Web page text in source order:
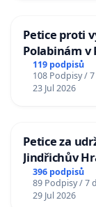
Petice proti
Polabinám v
119 podpisů
108 Podpisy /
23 Jul 2026
Petice za
Jindřichův
396 podpisů
89 Podpisy / 7
29 Jul 2026